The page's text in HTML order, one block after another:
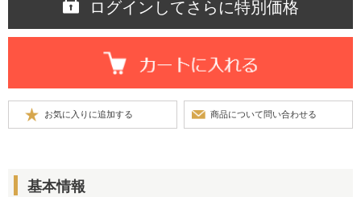
ログインしてさらに特別価格
基本情報